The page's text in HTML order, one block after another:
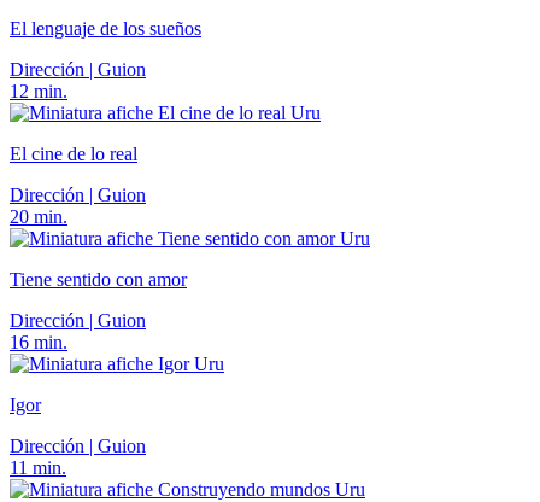
El lenguaje de los sueños
Dirección | Guion
12 min.
Uru
El cine de lo real
Dirección | Guion
20 min.
Uru
Tiene sentido con amor
Dirección | Guion
16 min.
Uru
Igor
Dirección | Guion
11 min.
Uru